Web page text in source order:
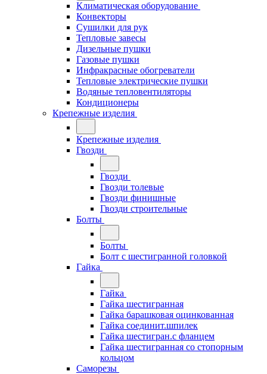
Климатическая оборудование
Конвекторы
Сушилки для рук
Тепловые завесы
Дизельные пушки
Газовые пушки
Инфракрасные обогреватели
Тепловые электрические пушки
Водяные тепловентиляторы
Кондиционеры
Крепежные изделия
Крепежные изделия
Гвозди
Гвозди
Гвозди толевые
Гвозди финишные
Гвозди строительные
Болты
Болты
Болт с шестигранной головкой
Гайка
Гайка
Гайка шестигранная
Гайка барашковая оцинкованная
Гайка соединит.шпилек
Гайка шестигран.с фланцем
Гайка шестигранная со стопорным
кольцом
Саморезы